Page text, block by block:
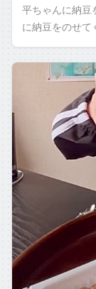
平ちゃんに納豆
に納豆をのせて